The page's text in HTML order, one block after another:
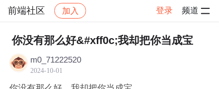
前端社区 加入 登录 频道
社区 前端社区 感慨 帖子详情
你没有那么好&#xff0c;我却把你当成宝
m0_71222520
2024-10-01